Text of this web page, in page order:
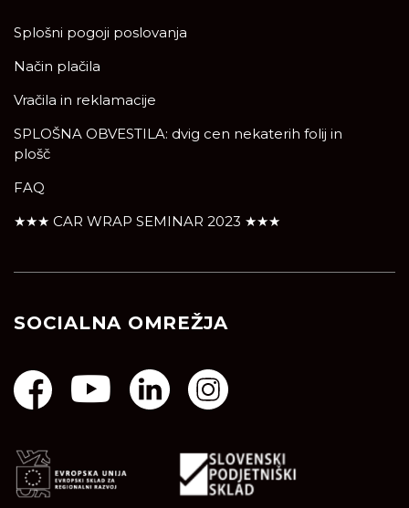
Splošni pogoji poslovanja
Način plačila
Vračila in reklamacije
SPLOŠNA OBVESTILA: dvig cen nekaterih folij in
plošč
FAQ
★★★ CAR WRAP SEMINAR 2023 ★★★
SOCIALNA OMREŽJA